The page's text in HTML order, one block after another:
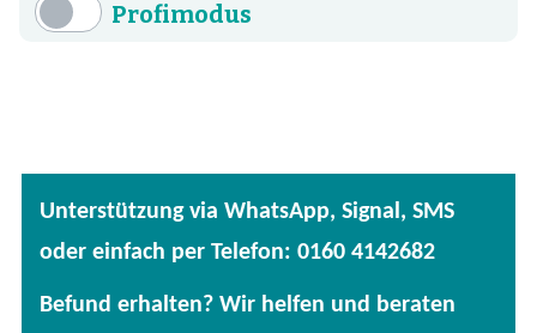
Profimodus
Fertige Mischungen
Kräuter
Unterstützung via WhatsApp, Signal, SMS
oder einfach per Telefon: 0160 4142682
Befund erhalten? Wir helfen und beraten